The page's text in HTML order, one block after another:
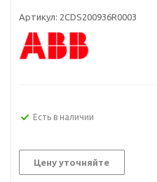
Артикул: 2CDS200936R0003
Есть в наличии
Цену уточняйте